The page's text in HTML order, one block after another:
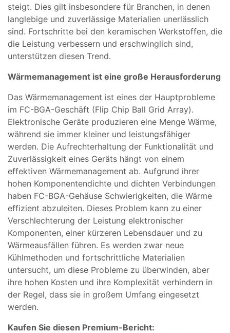
steigt. Dies gilt insbesondere für Branchen, in denen
langlebige und zuverlässige Materialien unerlässlich
sind. Fortschritte bei den keramischen Werkstoffen, die
die Leistung verbessern und erschwinglich sind,
unterstützen diesen Trend.
Wärmemanagement ist eine große Herausforderung
Das Wärmemanagement ist eines der Hauptprobleme
im FC-BGA-Geschäft (Flip Chip Ball Grid Array).
Elektronische Geräte produzieren eine Menge Wärme,
während sie immer kleiner und leistungsfähiger
werden. Die Aufrechterhaltung der Funktionalität und
Zuverlässigkeit eines Geräts hängt von einem
effektiven Wärmemanagement ab. Aufgrund ihrer
hohen Komponentendichte und dichten Verbindungen
haben FC-BGA-Gehäuse Schwierigkeiten, die Wärme
effizient abzuleiten. Dieses Problem kann zu einer
Verschlechterung der Leistung elektronischer
Komponenten, einer kürzeren Lebensdauer und zu
Wärmeausfällen führen. Es werden zwar neue
Kühlmethoden und fortschrittliche Materialien
untersucht, um diese Probleme zu überwinden, aber
ihre hohen Kosten und ihre Komplexität verhindern in
der Regel, dass sie in großem Umfang eingesetzt
werden.
Kaufen Sie diesen Premium-Bericht: